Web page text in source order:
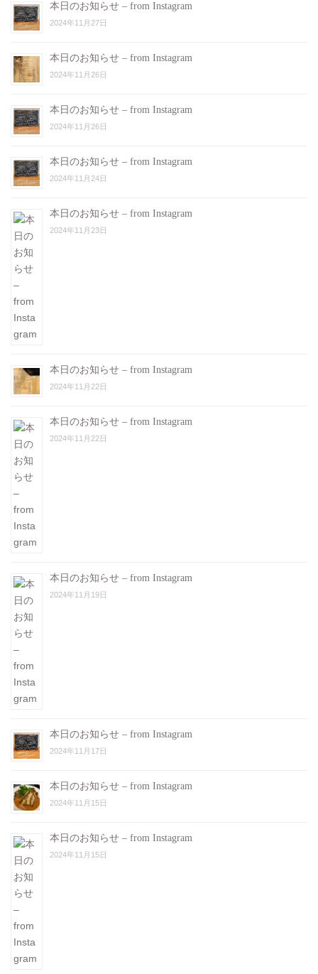
本日のお知らせ – from Instagram
2024年11月27日
本日のお知らせ – from Instagram
2024年11月26日
本日のお知らせ – from Instagram
2024年11月26日
本日のお知らせ – from Instagram
2024年11月24日
本日のお知らせ – from Instagram
2024年11月23日
本日のお知らせ – from Instagram
2024年11月22日
本日のお知らせ – from Instagram
2024年11月22日
本日のお知らせ – from Instagram
2024年11月19日
本日のお知らせ – from Instagram
2024年11月17日
本日のお知らせ – from Instagram
2024年11月15日
本日のお知らせ – from Instagram
2024年11月15日